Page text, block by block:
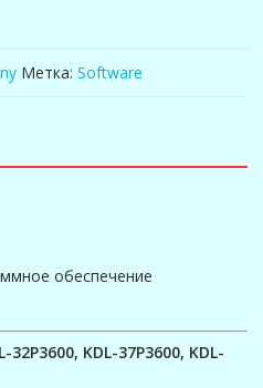
Метка: Software
обеспечение
KDL-37P3600, KDL-